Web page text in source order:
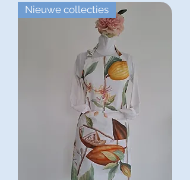
Nieuwe collecties